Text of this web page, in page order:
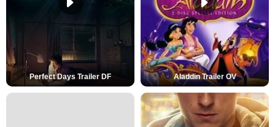
Perfect Days Trailer DF Aladdin Trailer OV